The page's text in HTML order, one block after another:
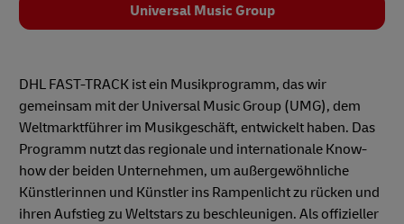
Universal Music Group
DHL FAST-TRACK ist ein Musikprogramm, das wir
gemeinsam mit der Universal Music Group (UMG), dem
Weltmarktführer im Musikgeschäft, entwickelt haben. Das
Programm nutzt das regionale und internationale Know-
how der beiden Unternehmen, um außergewöhnliche
Künstlerinnen und Künstler ins Rampenlicht zu rücken und
ihren Aufstieg zu Weltstars zu beschleunigen. Als offizieller